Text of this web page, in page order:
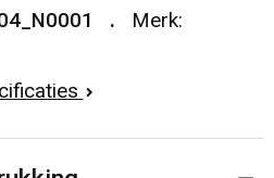
Merk: